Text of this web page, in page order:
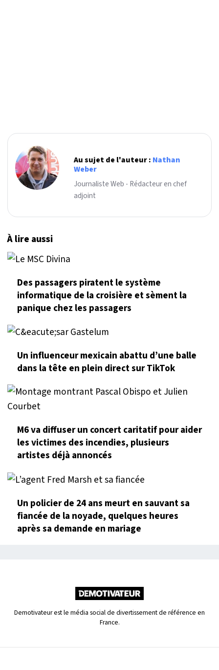
Au sujet de l'auteur : Nathan
Weber
Journaliste Web - Rédacteur en chef
adjoint
À lire aussi
Des passagers piratent le système
informatique de la croisière et sèment la
panique chez les passagers
Un influenceur mexicain abattu d’une balle
dans la tête en plein direct sur TikTok
M6 va diffuser un concert caritatif pour aider
les victimes des incendies, plusieurs
artistes déjà annoncés
Un policier de 24 ans meurt en sauvant sa
fiancée de la noyade, quelques heures
après sa demande en mariage
Demotivateur est le média social de divertissement de référence en
France.